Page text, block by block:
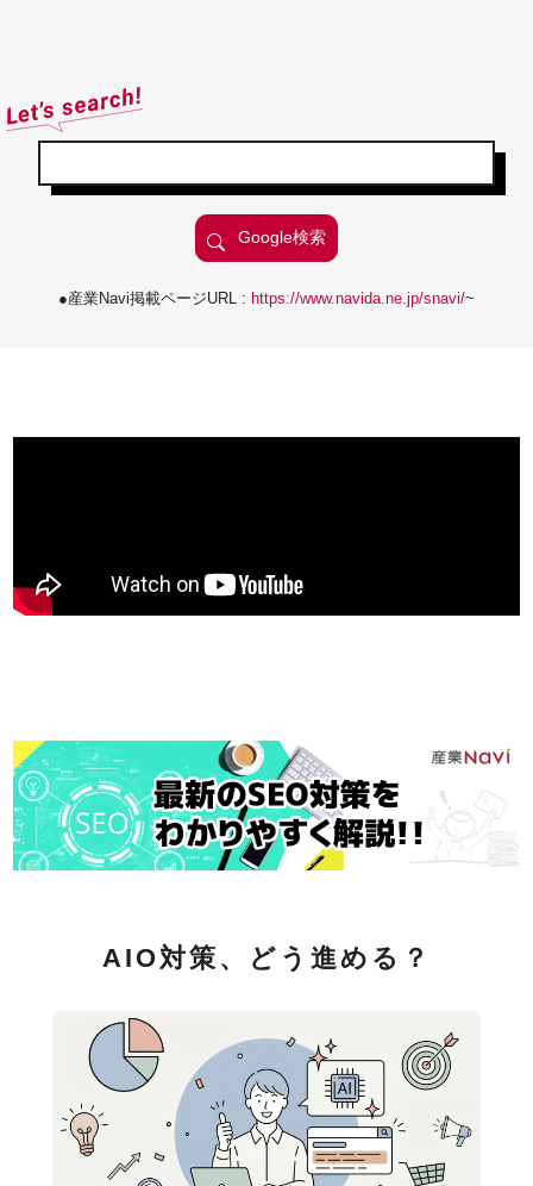
●産業Navi掲載ページURL : https://www.navida.ne.jp/snavi/~
AIO対策、どう進める？